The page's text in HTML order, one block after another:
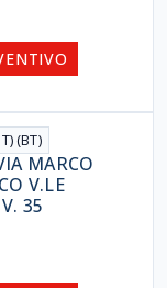
(BT)
MARCO
V.LE
35